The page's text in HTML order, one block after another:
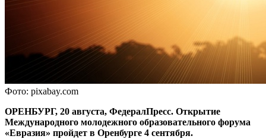
Фото: pixabay.com
ОРЕНБУРГ, 20 августа, ФедералПресс. Открытие
Международного молодежного образовательного форума
«Евразия» пройдет в Оренбурге 4 сентября.